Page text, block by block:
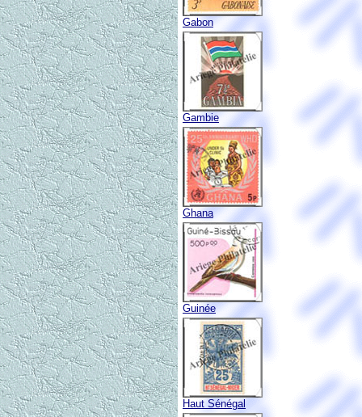
Gabon
Gambie
Ghana
Guinée
Haut Sénégal